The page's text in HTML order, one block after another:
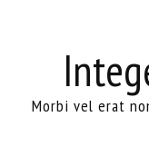
Morbi vel erat